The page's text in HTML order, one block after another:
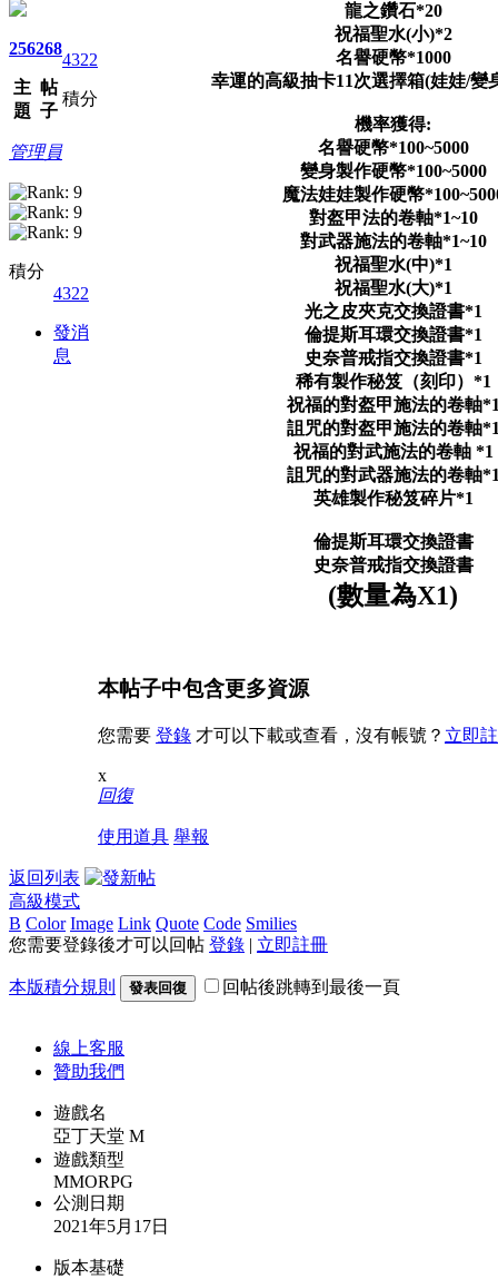
256
主
題
268
帖
子
4322
積分
管理員
積分
4322
發消
息
龍之鑽石*20
祝福聖水(小)*2
名譽硬幣*1000
幸運的高級抽卡11次選擇箱(娃娃/變
機率獲得:
名譽硬幣*100~5000
變身製作硬幣*100~5000
魔法娃娃製作硬幣
對盔甲法的卷軸*1~10
對武器施法的卷軸*1~10
祝福聖水(中)*1
祝福聖水(大)*1
光之皮夾克交換證書*1
倫提斯耳環交換證書*1
史奈普戒指交換證書*1
稀有製作秘笈（刻印）*1
祝福的對盔甲施法的卷軸
詛咒的對盔甲施法的卷軸
祝福的對武施法的卷軸 *1
詛咒的對武器施法的卷軸
英雄製作秘笈碎片*1
倫提斯耳環交換證書
史奈普戒指交換證書
(數量為X1)
本帖子中包含更多資源
您需要 登錄 才可以下載或查看，沒有帳號？ 立即
x
回復
使用道具 舉報
返回列表
高級模式
B Color Image Link Quote Code Smilies
您需要登錄後才可以回帖 登錄 | 立即註冊
本版積分規則 發表回復 回帖後跳轉到最後一頁
線上客服
贊助我們
遊戲名
亞丁天堂 M
遊戲類型
MMORPG
公測日期
2021年5月17日
版本基礎